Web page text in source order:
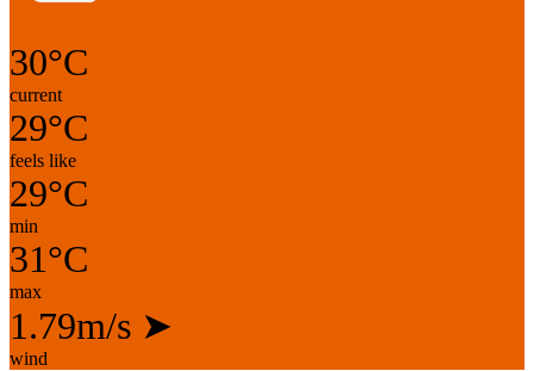
30°C
current
29°C
feels like
29°C
min
31°C
max
1.79m/s ➤
wind